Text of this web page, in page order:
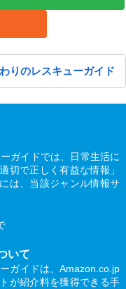
りのレスキューガイド
ガイドでは、日常生活に
切で正しく有益な情報」
は、当該ジャンル情報サ
いて
ガイドは、Amazon.co.jp
が紹介料を獲得できる手